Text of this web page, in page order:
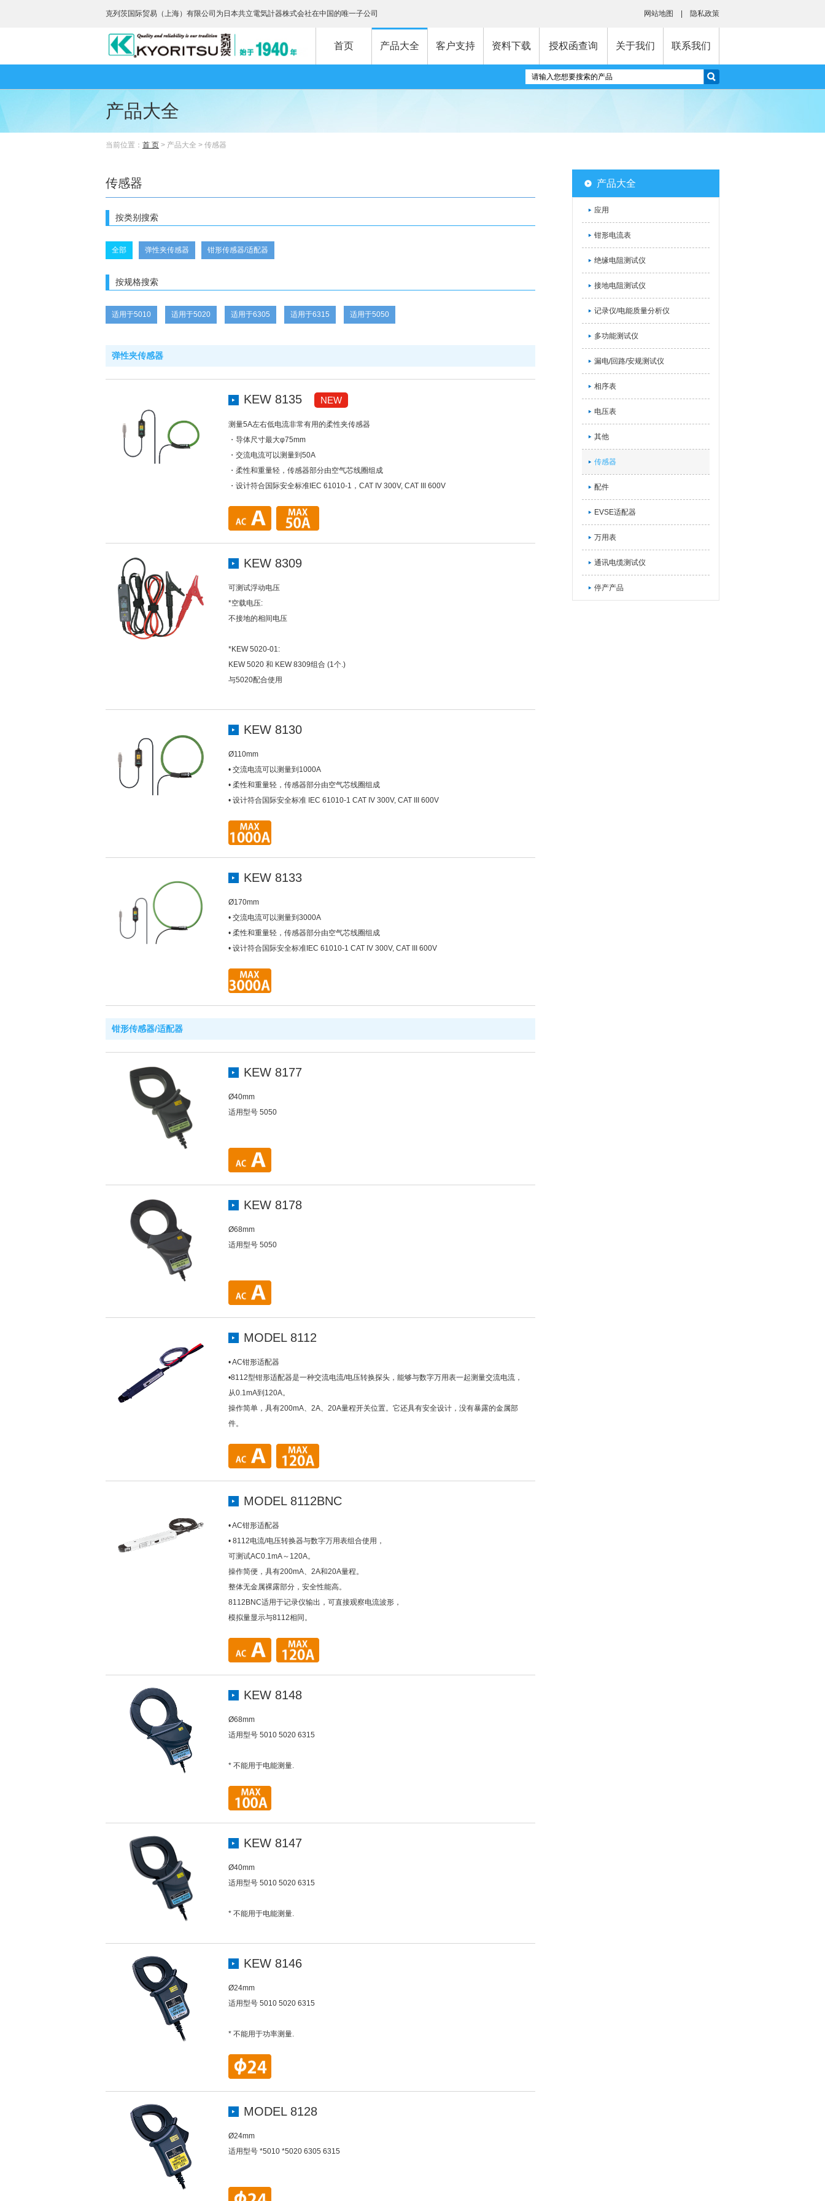
克列茨国际贸易（上海）有限公司为日本共立電気計器株式会社在中国的唯一子公司 网站地图 隐私政策
首页 产品大全 客户支持 资料下载 授权函查询 关于我们 联系我们
产品大全
当前位置： 首 页 > 产品大全 > 传感器
传感器
按类别搜索
全部 弹性夹传感器 钳形传感器/适配器
按规格搜索
适用于5010 适用于5020 适用于6305 适用于6315 适用于5050
弹性夹传感器
KEW 8135 NEW
测量5A左右低电流非常有用的柔性夹传感器
・导体尺寸最大φ75mm
・交流电流可以测量到50A
・柔性和重量轻，传感器部分由空气芯线圈组成
・设计符合国际安全标准IEC 61010-1，CAT IV 300V, CAT III 600V
KEW 8309
可测试浮动电压
*空载电压:
不接地的相间电压
*KEW 5020-01:
KEW 5020 和 KEW 8309组合 (1个.)
与5020配合使用
KEW 8130
Ø110mm
• 交流电流可以测量到1000A
• 柔性和重量轻，传感器部分由空气芯线圈组成
• 设计符合国际安全标准 IEC 61010-1 CAT IV 300V, CAT III 600V
KEW 8133
Ø170mm
• 交流电流可以测量到3000A
• 柔性和重量轻，传感器部分由空气芯线圈组成
• 设计符合国际安全标准IEC 61010-1 CAT IV 300V, CAT III 600V
钳形传感器/适配器
KEW 8177
Ø40mm
适用型号 5050
KEW 8178
Ø68mm
适用型号 5050
MODEL 8112
• AC钳形适配器
•8112型钳形适配器是一种交流电流/电压转换探头，能够与数字万用表一起测量交流电流，
从0.1mA到120A。
操作简单，具有200mA、2A、20A量程开关位置。它还具有安全设计，没有暴露的金属部
件。
MODEL 8112BNC
• AC钳形适配器
• 8112电流/电压转换器与数字万用表组合使用，
可测试AC0.1mA～120A。
操作简便，具有200mA、2A和20A量程。
整体无金属裸露部分，安全性能高。
8112BNC适用于记录仪输出，可直接观察电流波形，
模拟量显示与8112相同。
KEW 8148
Ø68mm
适用型号 5010 5020 6315
* 不能用于电能测量.
KEW 8147
Ø40mm
适用型号 5010 5020 6315
* 不能用于电能测量.
KEW 8146
Ø24mm
适用型号 5010 5020 6315
* 不能用于功率测量.
MODEL 8128
Ø24mm
适用型号 *5010 *5020 6305 6315
产品大全
应用
钳形电流表
绝缘电阻测试仪
接地电阻测试仪
记录仪/电能质量分析仪
多功能测试仪
漏电/回路/安规测试仪
相序表
电压表
其他
传感器
配件
EVSE适配器
万用表
通讯电缆测试仪
停产产品